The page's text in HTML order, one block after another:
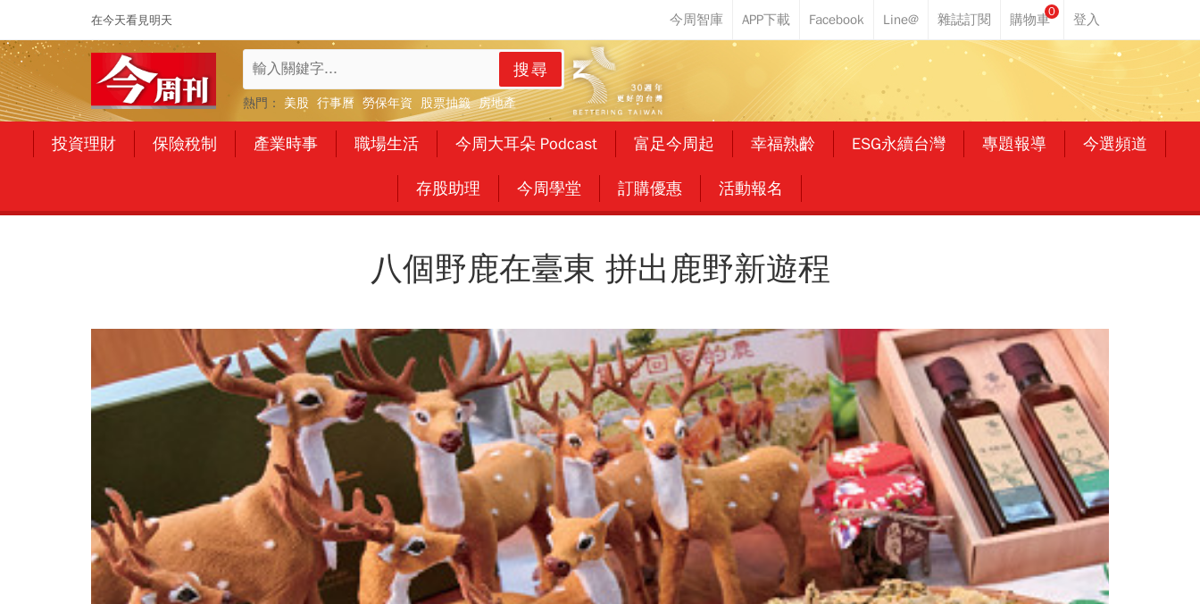
在今天看見明天
0
搜尋
熱門： 美股 行事曆 勞保年資 股票抽籤 房地產
投資理財 保險稅制 產業時事 職場生活 今周大耳朵 Podcast 富足今周起 幸福熟齡 ESG永續台灣 專題報導 今選頻道
存股助理 今周學堂 訂購優惠 活動報名
八個野鹿在臺東 拼出鹿野新遊程